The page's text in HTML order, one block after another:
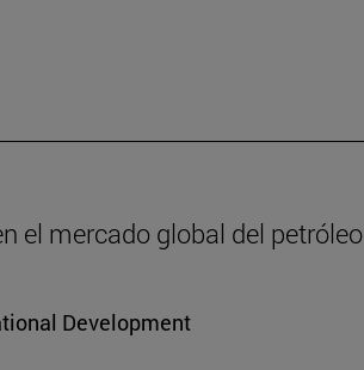
el mercado global del petróleo
Development